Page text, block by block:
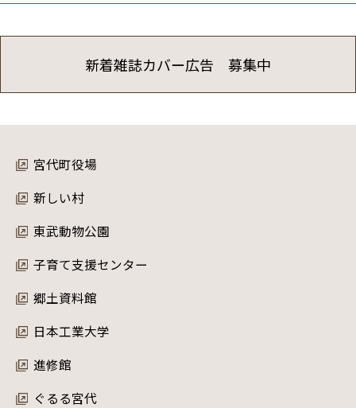
新着雑誌カバー広告 募集中
宮代町役場
新しい村
東武動物公園
子育て支援センター
郷土資料館
日本工業大学
進修館
ぐるる宮代